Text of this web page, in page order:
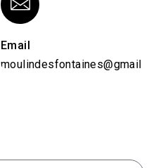
Email